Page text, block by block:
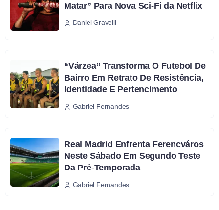
Matar” Para Nova Sci-Fi da Netflix
Daniel Gravelli
“Várzea” Transforma O Futebol De
Bairro Em Retrato De Resistência,
Identidade E Pertencimento
Gabriel Fernandes
Real Madrid Enfrenta Ferencváros
Neste Sábado Em Segundo Teste
Da Pré-Temporada
Gabriel Fernandes